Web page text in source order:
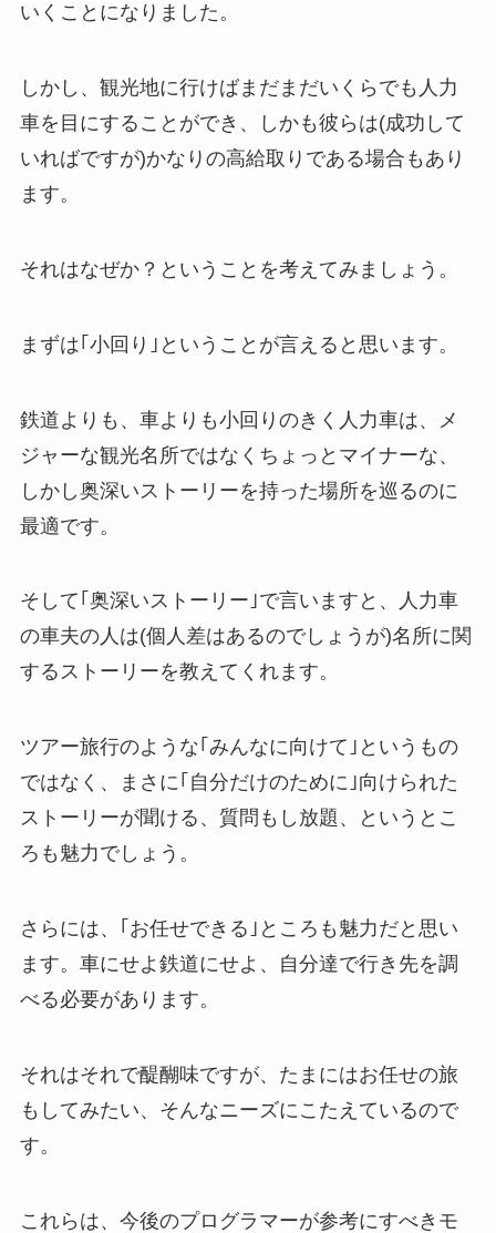
いくことになりました。
しかし、観光地に行けばまだまだいくらでも人力
車を目にすることができ、しかも彼らは(成功して
いればですが)かなりの高給取りである場合もあり
ます。
それはなぜか？ということを考えてみましょう。
まずは｢小回り｣ということが言えると思います。
鉄道よりも、車よりも小回りのきく人力車は、メ
ジャーな観光名所ではなくちょっとマイナーな、
しかし奥深いストーリーを持った場所を巡るのに
最適です。
そして｢奥深いストーリー｣で言いますと、人力車
の車夫の人は(個人差はあるのでしょうが)名所に関
するストーリーを教えてくれます。
ツアー旅行のような｢みんなに向けて｣というもの
ではなく、まさに｢自分だけのために｣向けられた
ストーリーが聞ける、質問もし放題、というとこ
ろも魅力でしょう。
さらには、｢お任せできる｣ところも魅力だと思い
ます。車にせよ鉄道にせよ、自分達で行き先を調
べる必要があります。
それはそれで醍醐味ですが、たまにはお任せの旅
もしてみたい、そんなニーズにこたえているので
す。
これらは、今後のプログラマーが参考にすべきモ